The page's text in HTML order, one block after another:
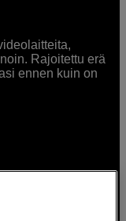
Rajoitettu erä
ennen kuin on